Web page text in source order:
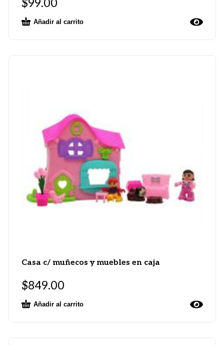
$99.00
Añadir al carrito
Casa c/ muñecos y muebles en caja
$849.00
Añadir al carrito